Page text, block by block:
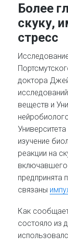
Более
скуку,
стресс
доктора
веществ и
изучение
реакции на
предпринята
связаны
Как
состояло из